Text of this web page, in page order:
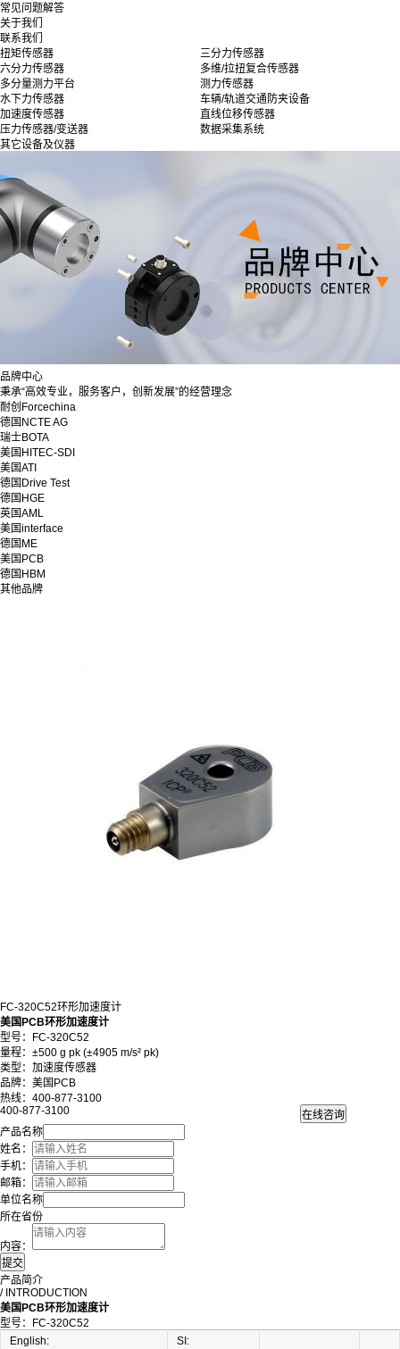
常见问题解答
关于我们
联系我们
扭矩传感器
三分力传感器
六分力传感器
多维/拉扭复合传感器
多分量测力平台
测力传感器
水下力传感器
车辆/轨道交通防夹设备
加速度传感器
直线位移传感器
压力传感器/变送器
数据采集系统
其它设备及仪器
品牌中心
秉承“高效专业，服务客户，创新发展”的经营理念
耐创Forcechina
德国NCTE AG
瑞士BOTA
美国HITEC-SDI
美国ATI
德国Drive Test
德国HGE
英国AML
美国interface
德国ME
美国PCB
德国HBM
其他品牌
FC-320C52环形加速度计
美国PCB环形加速度计
型号：FC-320C52
量程：±500 g pk (±4905 m/s² pk)
类型：加速度传感器
品牌：美国PCB
热线：400-877-3100
400-877-3100
产品名称
姓名：
手机：
邮箱：
单位名称
所在省份
内容：
产品简介
/ INTRODUCTION
美国PCB环形加速度计
型号：FC-320C52
English:
SI: